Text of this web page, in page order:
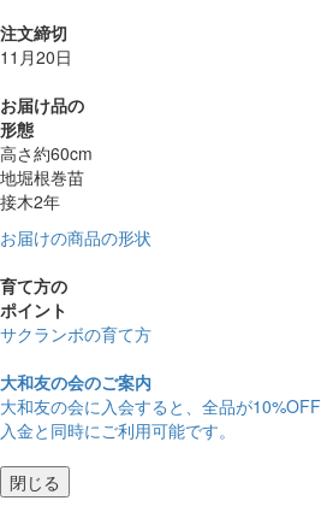
注文締切
11月20日
お届け品の
形態
高さ約60cm
地堀根巻苗
接木2年
お届けの商品の形状
育て方の
ポイント
サクランボの育て方
大和友の会のご案内
大和友の会に入会すると、 全品が10%OFF
入金と同時にご利用可能です。
閉じる